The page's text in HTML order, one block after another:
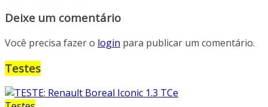
Deixe um comentário
Você precisa fazer o login para publicar um comentário.
Testes